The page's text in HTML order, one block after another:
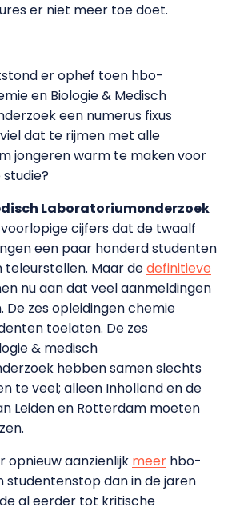
er niet meer toe doet.
er ophef toen hbo-
en Biologie & Medisch
een numerus fixus
dat te rijmen met alle
jongeren warm te maken voor
Laboratoriumonderzoek
cijfers dat de twaalf
een paar honderd studenten
teleurstellen. Maar dedefinitieve
nu aan dat veel aanmeldingen
De zes opleidingen chemie
toelaten. De zes
& medisch
hebben samen slechts
te veel; alleen Inholland en de
Leiden en Rotterdam moeten
opnieuw aanzienlijk meerhbo-
studentenstop dan in de jaren
al eerder tot kritische